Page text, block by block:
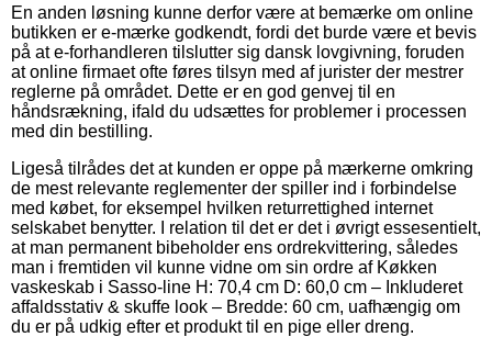
En anden løsning kunne derfor være at bemærke om online
butikken er e-mærke godkendt, fordi det burde være et bevis
på at e-forhandleren tilslutter sig dansk lovgivning, foruden
at online firmaet ofte føres tilsyn med af jurister der mestrer
reglerne på området. Dette er en god genvej til en
håndsrækning, ifald du udsættes for problemer i processen
med din bestilling.
Ligeså tilrådes det at kunden er oppe på mærkerne omkring
de mest relevante reglementer der spiller ind i forbindelse
med købet, for eksempel hvilken returrettighed internet
selskabet benytter. I relation til det er det i øvrigt essesentielt,
at man permanent bibeholder ens ordrekvittering, således
man i fremtiden vil kunne vidne om sin ordre af Køkken
vaskeskab i Sasso-line H: 70,4 cm D: 60,0 cm – Inkluderet
affaldsstativ & skuffe look – Bredde: 60 cm, uafhængig om
du er på udkig efter et produkt til en pige eller dreng.